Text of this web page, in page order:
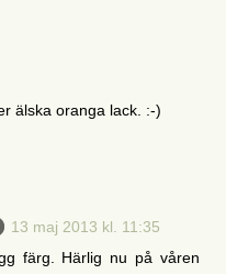
älska oranga lack. :-)
13 maj 2013 kl. 11:35
färg. Härlig nu på våren